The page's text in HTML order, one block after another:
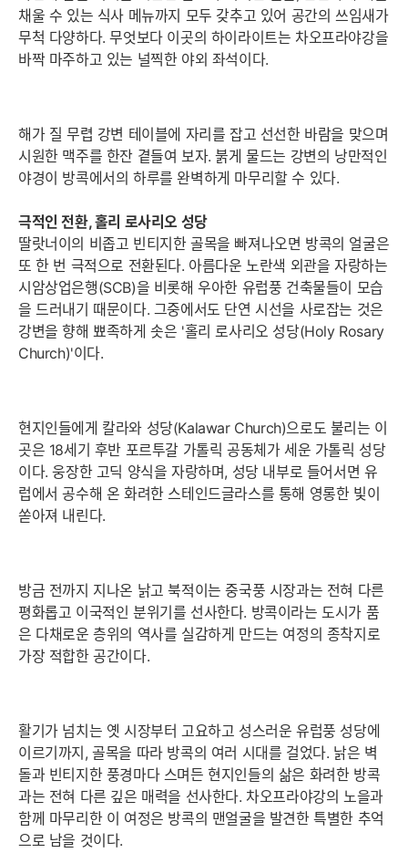
채울 수 있는 식사 메뉴까지 모두 갖추고 있어 공간의 쓰임새가
무척 다양하다. 무엇보다 이곳의 하이라이트는 차오프라야강을
바짝 마주하고 있는 널찍한 야외 좌석이다.
해가 질 무렵 강변 테이블에 자리를 잡고 선선한 바람을 맞으며
시원한 맥주를 한잔 곁들여 보자. 붉게 물드는 강변의 낭만적인
야경이 방콕에서의 하루를 완벽하게 마무리할 수 있다.
극적인 전환, 홀리 로사리오 성당
딸랏너이의 비좁고 빈티지한 골목을 빠져나오면 방콕의 얼굴은
또 한 번 극적으로 전환된다. 아름다운 노란색 외관을 자랑하는
시암상업은행(SCB)을 비롯해 우아한 유럽풍 건축물들이 모습
을 드러내기 때문이다. 그중에서도 단연 시선을 사로잡는 것은
강변을 향해 뾰족하게 솟은 '홀리 로사리오 성당(Holy Rosary
Church)'이다.
현지인들에게 칼라와 성당(Kalawar Church)으로도 불리는 이
곳은 18세기 후반 포르투갈 가톨릭 공동체가 세운 가톨릭 성당
이다. 웅장한 고딕 양식을 자랑하며, 성당 내부로 들어서면 유
럽에서 공수해 온 화려한 스테인드글라스를 통해 영롱한 빛이
쏟아져 내린다.
방금 전까지 지나온 낡고 북적이는 중국풍 시장과는 전혀 다른
평화롭고 이국적인 분위기를 선사한다. 방콕이라는 도시가 품
은 다채로운 층위의 역사를 실감하게 만드는 여정의 종착지로
가장 적합한 공간이다.
활기가 넘치는 옛 시장부터 고요하고 성스러운 유럽풍 성당에
이르기까지, 골목을 따라 방콕의 여러 시대를 걸었다. 낡은 벽
돌과 빈티지한 풍경마다 스며든 현지인들의 삶은 화려한 방콕
과는 전혀 다른 깊은 매력을 선사한다. 차오프라야강의 노을과
함께 마무리한 이 여정은 방콕의 맨얼굴을 발견한 특별한 추억
으로 남을 것이다.